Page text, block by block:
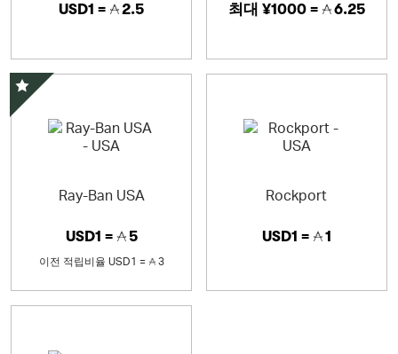
USD1 = 2.5 최대 ¥1000 = 6.25
Ray-Ban USA
USD1 = 5
이전 적립비율 USD1 = 3
스페셜 오퍼
Rockport
USD1 = 1